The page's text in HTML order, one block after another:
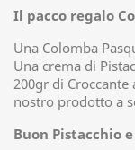
Il pacco regalo
Una Colomba
Una crema di
200gr di
nostro prodotto a
Buon Pistacchio